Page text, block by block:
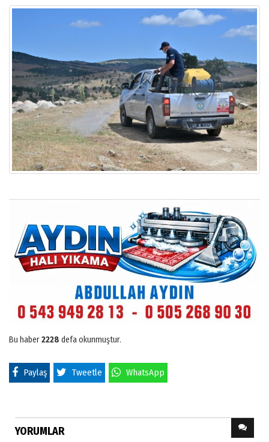
Bu haber2228 defa okunmuştur.
Paylaş Tweetle WhatsApp
YORUMLAR